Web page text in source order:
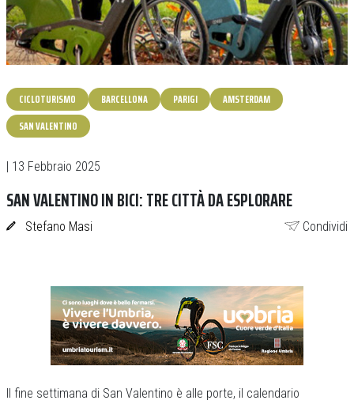
CICLOTURISMO BARCELLONA PARIGI
AMSTERDAM
SAN VALENTINO
| 13 Febbraio 2025
SAN VALENTINO IN BICI: TRE CITTÀ DA ESPLORARE
Stefano Masi Condividi
Il fine settimana di San Valentino è alle porte, il calendario